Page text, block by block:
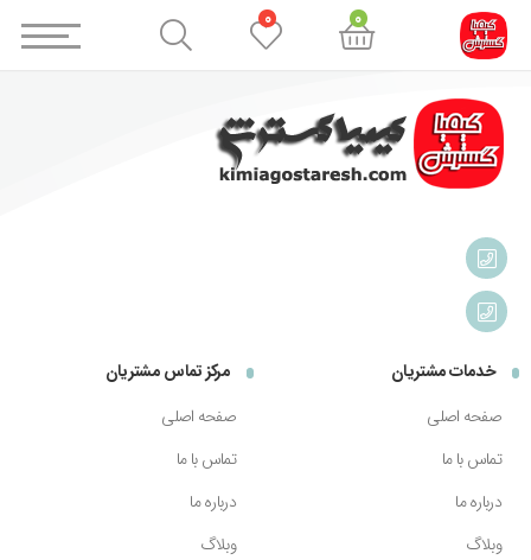
خدمات مشتریان
صفحه اصلی
تماس با ما
درباره ما
وبلاگ
مرکز تماس مشتریان
صفحه اصلی
تماس با ما
درباره ما
وبلاگ
0
0